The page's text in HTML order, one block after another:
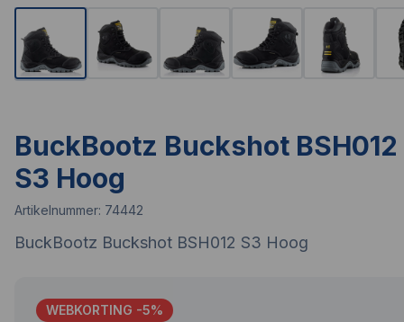
BuckBootz Buckshot BSH012
S3 Hoog
Artikelnummer: 74442
BuckBootz Buckshot BSH012 S3 Hoog
WEBKORTING -5%